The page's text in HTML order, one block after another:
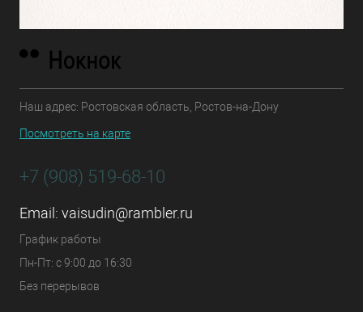
Наш адрес: Ростовская область, Ростов-на-Дону
Посмотреть на карте
+7 (908) 519-68-10
Email: vaisudin@rambler.ru
График работы
Пн-Пт: с 9:00 до 16:30
Без перерывов